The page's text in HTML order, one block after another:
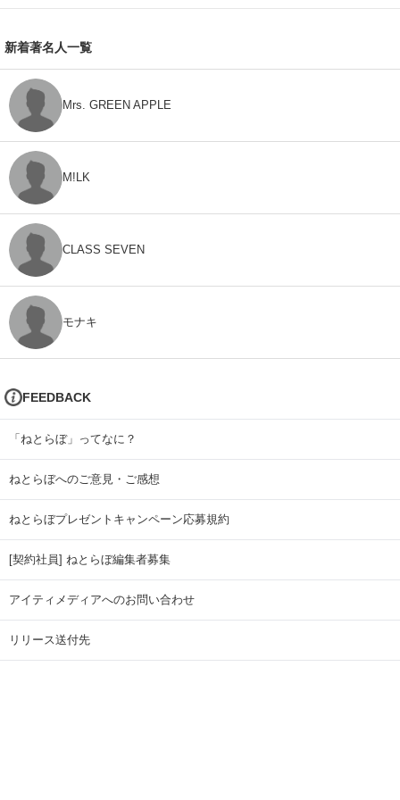
新着著名人一覧
Mrs. GREEN APPLE
M!LK
CLASS SEVEN
モナキ
FEEDBACK
「ねとらぼ」ってなに？
ねとらぼへのご意見・ご感想
ねとらぼプレゼントキャンペーン応募規約
[契約社員] ねとらぼ編集者募集
アイティメディアへのお問い合わせ
リリース送付先